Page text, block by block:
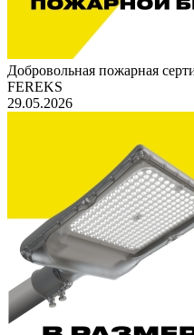
Добровольная пожарная
FEREKS
29.05.2026